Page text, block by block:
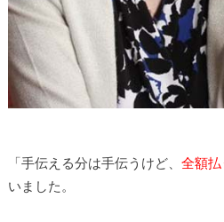
「手伝える分は手伝うけど、 全額
いました。